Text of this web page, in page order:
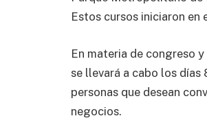
Estos cursos iniciaron en
En materia de congreso
se llevará a cabo los
personas que desean
negocios.